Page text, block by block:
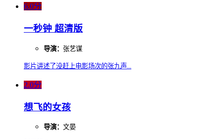
6.0分
一秒钟 超清版
导演： 张艺谋
影片讲述了没赶上电影场次的张九声...
2.0分
想飞的女孩
导演： 文晏